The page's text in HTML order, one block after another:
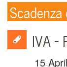
IVA
15